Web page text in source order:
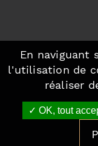
©2026
En naviguant
l'utilisation de
réaliser
OK, tout